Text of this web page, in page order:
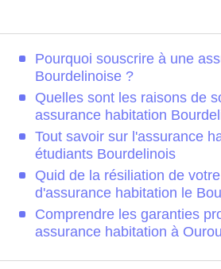
Pourquoi souscrire à une
Bourdelinoise ?
Quelles sont les raisons de
assurance habitation
Tout savoir sur l'assurance
étudiants Bourdelinois
Quid de la résiliation de
d'assurance habitation le
Comprendre les garanties
assurance habitation à